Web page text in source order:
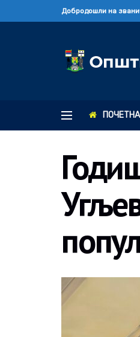
Добродошли на
ПОЧЕТНА